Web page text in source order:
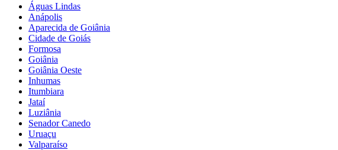
Águas Lindas
Anápolis
Aparecida de Goiânia
Cidade de Goiás
Formosa
Goiânia
Goiânia Oeste
Inhumas
Itumbiara
Jataí
Luziânia
Senador Canedo
Uruaçu
Valparaíso